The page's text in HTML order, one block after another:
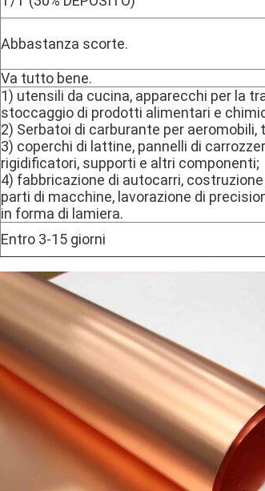
Abbastanza scorte.
Va tutto bene.
1) utensili da cucina, apparecchi per la
stoccaggio di prodotti alimentari e
2) Serbatoi di carburante per aeromobili,
3) coperchi di lattine, pannelli di
rigidificatori, supporti e altri componenti;
4) fabbricazione di autocarri,
parti di macchine, lavorazione di
in forma di lamiera.
Entro 3-15 giorni